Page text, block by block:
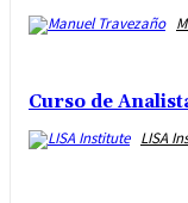
Curso de
LISA